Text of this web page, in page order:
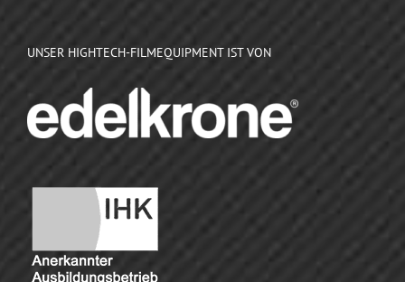
UNSER HIGHTECH-FILMEQUIPMENT IST VON